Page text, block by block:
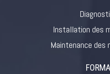
Installation des
Maintenance des